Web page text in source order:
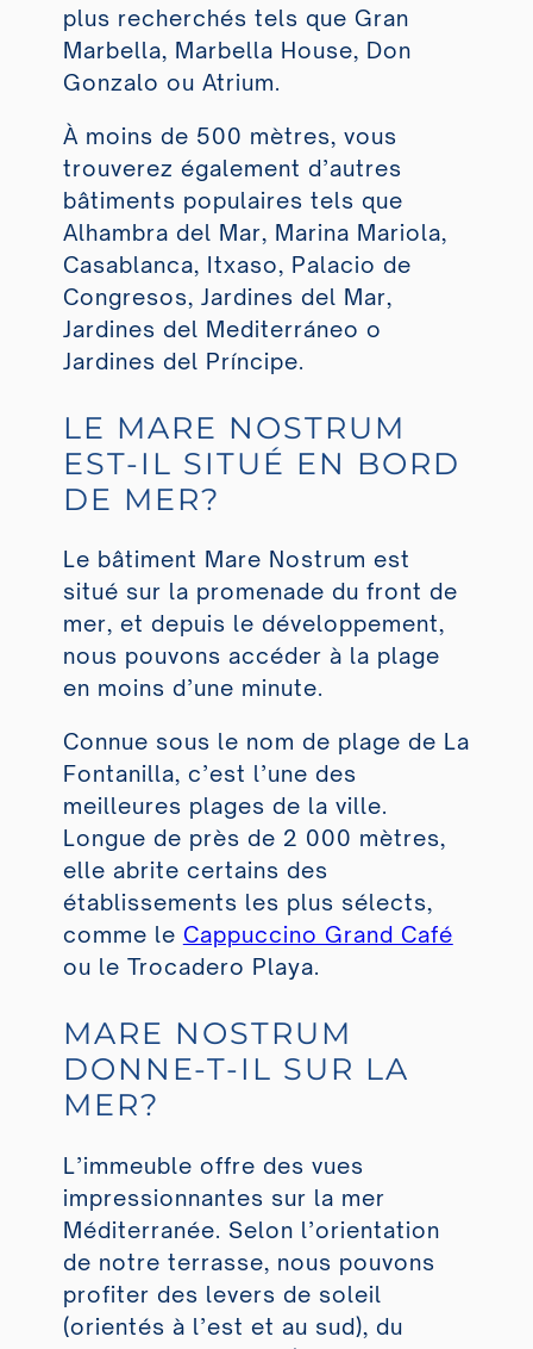
plus recherchés tels que Gran
Marbella, Marbella House, Don
Gonzalo ou Atrium.
À moins de 500 mètres, vous
trouverez également d’autres
bâtiments populaires tels que
Alhambra del Mar, Marina Mariola,
Casablanca, Itxaso, Palacio de
Congresos, Jardines del Mar,
Jardines del Mediterráneo o
Jardines del Príncipe.
LE MARE NOSTRUM
EST-IL SITUÉ EN BORD
DE MER?
Le bâtiment Mare Nostrum est
situé sur la promenade du front de
mer, et depuis le développement,
nous pouvons accéder à la plage
en moins d’une minute.
Connue sous le nom de plage de La
Fontanilla, c’est l’une des
meilleures plages de la ville.
Longue de près de 2 000 mètres,
elle abrite certains des
établissements les plus sélects,
comme le Cappuccino Grand Café
ou le Trocadero Playa.
MARE NOSTRUM
DONNE-T-IL SUR LA
MER?
L’immeuble offre des vues
impressionnantes sur la mer
Méditerranée. Selon l’orientation
de notre terrasse, nous pouvons
profiter des levers de soleil
(orientés à l’est et au sud), du